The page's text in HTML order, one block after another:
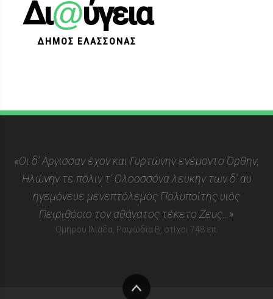
Δι@ύγεια
ΔΗΜΟΣ ΕΛΑΣΣΟΝΑΣ
«Οι δ’ Αργισσαν έχον και Γυρτώνην ενέμοντο Όρθην,
Ηλώνην τε πόλιν τ’ Ολοοσσόνα λευκήν των δ’ αυ
ηγεμόνευε μενεπτόλεμος Πολυποίτης υιός
Πειριθόοιο τον αθάνατος τέκετο Ζευς…»
Ομήρου Ιλιάδα, Ραψωδία Β, στίχοι 748 επ.